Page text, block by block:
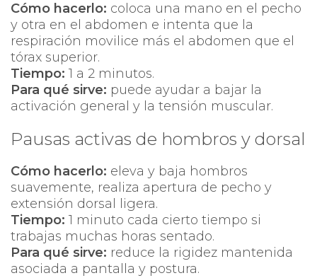
Cómo hacerlo: coloca una mano en el pecho
y otra en el abdomen e intenta que la
respiración movilice más el abdomen que el
tórax superior.
Tiempo: 1 a 2 minutos.
Para qué sirve: puede ayudar a bajar la
activación general y la tensión muscular.
Pausas activas de hombros y dorsal
Cómo hacerlo: eleva y baja hombros
suavemente, realiza apertura de pecho y
extensión dorsal ligera.
Tiempo: 1 minuto cada cierto tiempo si
trabajas muchas horas sentado.
Para qué sirve: reduce la rigidez mantenida
asociada a pantalla y postura.